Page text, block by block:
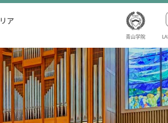
ア
青山学院